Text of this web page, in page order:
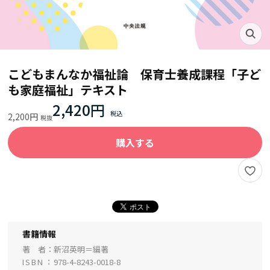
こどもまんなか福祉論 保育士養成課程「子ど
も家庭福祉」テキスト
2,200円 2,420円
購入する
書籍情報
著 者
新沼英明＝編著
ISBN
978-4-8243-0018-8